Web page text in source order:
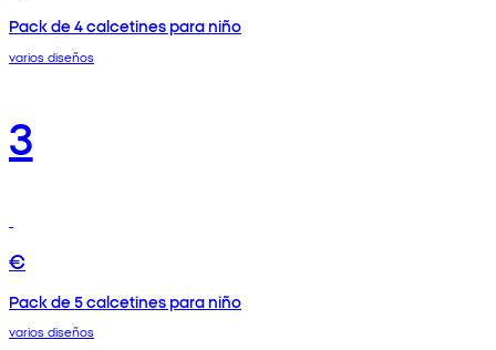
Pack de 4 calcetines para niño
varios diseños
3
€
Pack de 5 calcetines para niño
varios diseños